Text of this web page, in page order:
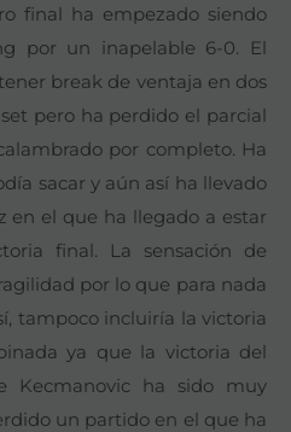
final ha empezado siendo
por un inapelable 6-0. El
break de ventaja en dos
pero ha perdido el parcial
por completo. Ha
sacar y aún así ha llevado
en el que ha llegado a estar
final. La sensación de
por lo que para nada
tampoco incluiría la victoria
ya que la victoria del
Kecmanovic ha sido muy
un partido en el que ha